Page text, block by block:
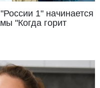
1" начинается
"Когда горит